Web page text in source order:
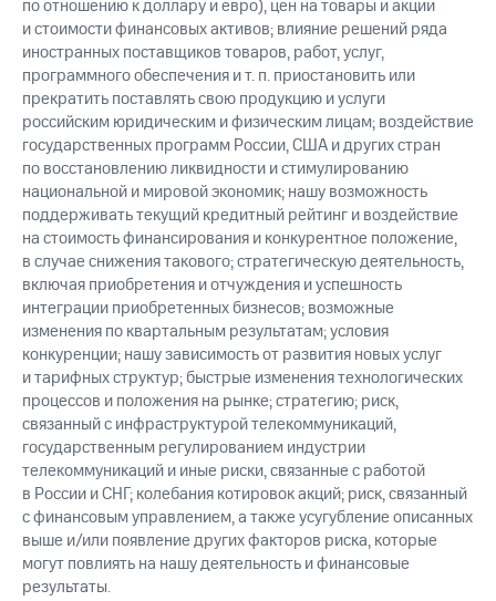
по отношению к доллару и евро), цен на товары и акции
и стоимости финансовых активов; влияние решений ряда
иностранных поставщиков товаров, работ, услуг,
программного обеспечения и т. п. приостановить или
прекратить поставлять свою продукцию и услуги
российским юридическим и физическим лицам; воздействие
государственных программ России, США и других стран
по восстановлению ликвидности и стимулированию
национальной и мировой экономик; нашу возможность
поддерживать текущий кредитный рейтинг и воздействие
на стоимость финансирования и конкурентное положение,
в случае снижения такового; стратегическую деятельность,
включая приобретения и отчуждения и успешность
интеграции приобретенных бизнесов; возможные
изменения по квартальным результатам; условия
конкуренции; нашу зависимость от развития новых услуг
и тарифных структур; быстрые изменения технологических
процессов и положения на рынке; стратегию; риск,
связанный с инфраструктурой телекоммуникаций,
государственным регулированием индустрии
телекоммуникаций и иные риски, связанные с работой
в России и СНГ; колебания котировок акций; риск, связанный
с финансовым управлением, а также усугубление описанных
выше и/или появление других факторов риска, которые
могут повлиять на нашу деятельность и финансовые
результаты.